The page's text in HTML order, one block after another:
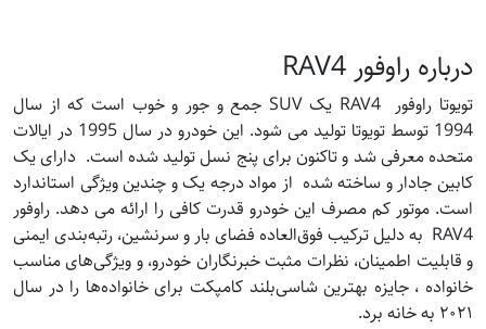
درباره راوفور RAV4
تویوتا راوفور RAV4 یک SUV جمع و جور و خوب است که از سال
1994 توسط تویوتا تولید می شود. این خودرو در سال 1995 در ایالات
متحده معرفی شد و تاکنون برای پنج نسل تولید شده است. دارای یک
کابین جادار و ساخته شده از مواد درجه یک و چندین ویژگی استاندارد
است. موتور کم مصرف این خودرو قدرت کافی را ارائه می دهد. راوفور
RAV4 به دلیل ترکیب فوق‌العاده فضای بار و سرنشین، رتبه‌بندی ایمنی
و قابلیت اطمینان، نظرات مثبت خبرنگاران خودرو، و ویژگی‌های مناسب
خانواده ، جایزه بهترین شاسی‌بلند کامپکت برای خانواده‌ها را در سال
۲۰۲۱ به خانه برد.